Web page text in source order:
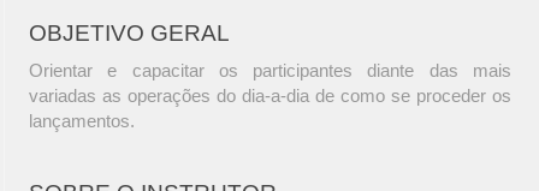
OBJETIVO GERAL
Orientar e capacitar os participantes diante das mais
variadas as operações do dia-a-dia de como se proceder os
lançamentos.